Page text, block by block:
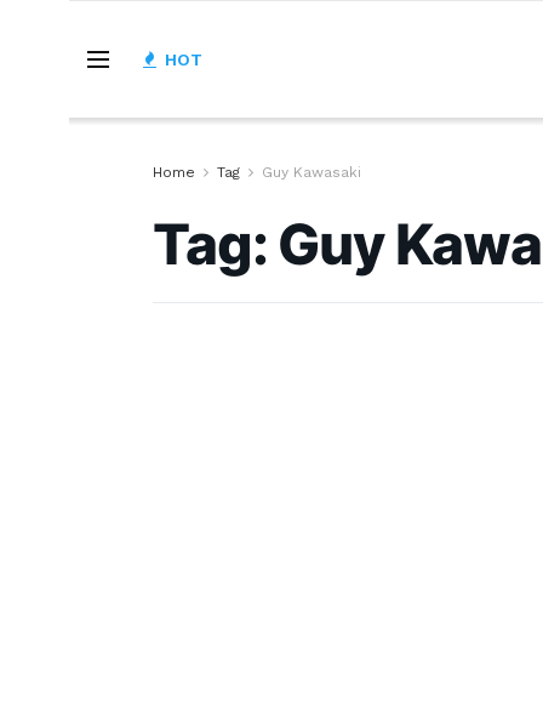
HOT
Home Tag Guy Kawasaki
Tag:Guy